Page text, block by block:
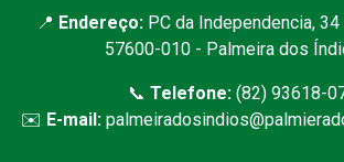
📍 Endereço: PC da Independencia,
57600-010 - Palmeira dos
📞 Telefone:(82) 93618-
✉️ E-mail: